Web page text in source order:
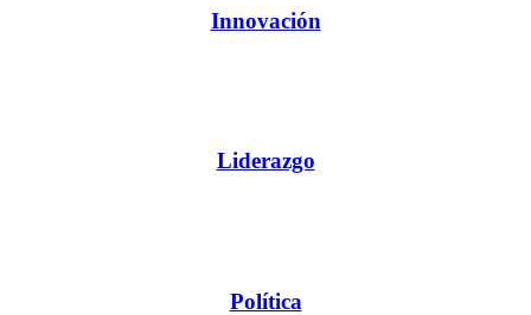
Innovación
Liderazgo
Política